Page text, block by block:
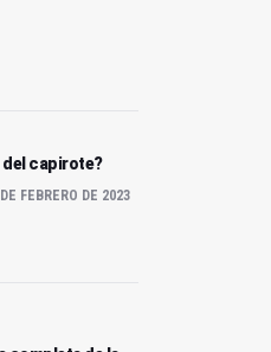
del capirote?
FEBRERO DE 2023